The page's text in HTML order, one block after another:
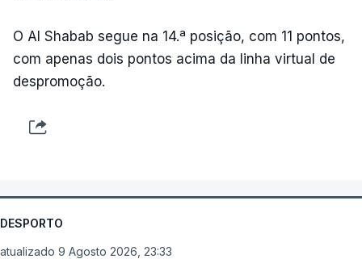
O Al Shabab segue na 14.ª posição, com 11 pontos,
com apenas dois pontos acima da linha virtual de
despromoção.
DESPORTO
atualizado 9 Agosto 2026, 23:33